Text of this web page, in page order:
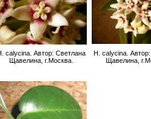
calycina. Автор: Светлана
Щавелина, г.Москва.
H. calycina.
Щавелина,